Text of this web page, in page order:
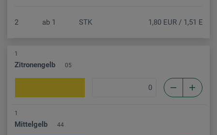
2 ab 1 STK 1,80 EUR / 1,51 EUR
1
Zitronengelb 05
1
Mittelgelb 44